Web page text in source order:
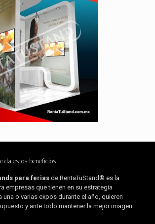
da estos beneficios:
para feriasde RentaTuStand® es la
empresas que tienen en su estrategia
una o varias expos durante el año, quieren
y ante todo mantener la mejor imagen